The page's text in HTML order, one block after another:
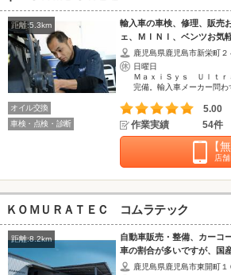
距離:5.3km
輸入車の車検、修理、販売
ェ、ＭＩＮＩ、ベンツお気
鹿児島県鹿児島市新栄町２
日曜日
ＭａｘｉＳｙｓ Ｕｌｔ
完備。輸入車メーカー問わ
オイル交換
車検・点検・診断
5.00
作業実績
54件
【
店
ＫＯＭＵＲＡＴＥＣ コムラテック
距離:8.2km
自動車販売・整備、カー
車の割合が多いですが、国
鹿児島県鹿児島市東開町１